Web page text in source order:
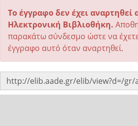
Το έγγραφο δεν έχει αναρτηθεί
Ηλεκτρονική Βιβλιοθήκη.
παρακάτω σύνδεσμο ώστε να
έγγραφο αυτό όταν αναρτηθεί.